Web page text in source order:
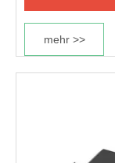
mehr >>